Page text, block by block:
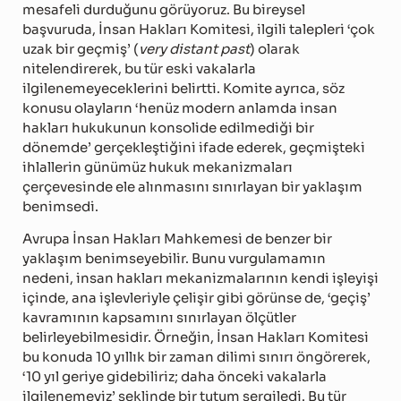
mesafeli durduğunu görüyoruz. Bu bireysel
başvuruda, İnsan Hakları Komitesi, ilgili talepleri ‘çok
uzak bir geçmiş’ (very distant past) olarak
nitelendirerek, bu tür eski vakalarla
ilgilenemeyeceklerini belirtti. Komite ayrıca, söz
konusu olayların ‘henüz modern anlamda insan
hakları hukukunun konsolide edilmediği bir
dönemde’ gerçekleştiğini ifade ederek, geçmişteki
ihlallerin günümüz hukuk mekanizmaları
çerçevesinde ele alınmasını sınırlayan bir yaklaşım
benimsedi.
Avrupa İnsan Hakları Mahkemesi de benzer bir
yaklaşım benimseyebilir. Bunu vurgulamamın
nedeni, insan hakları mekanizmalarının kendi işleyişi
içinde, ana işlevleriyle çelişir gibi görünse de, ‘geçiş’
kavramının kapsamını sınırlayan ölçütler
belirleyebilmesidir. Örneğin, İnsan Hakları Komitesi
bu konuda 10 yıllık bir zaman dilimi sınırı öngörerek,
‘10 yıl geriye gidebiliriz; daha önceki vakalarla
ilgilenemeyiz’ şeklinde bir tutum sergiledi. Bu tür